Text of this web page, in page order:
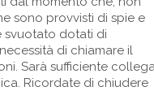
sono provvisti di spie e
svuotato dotati di
di chiamare il
Sarà sufficiente
Ricordate di chiudere